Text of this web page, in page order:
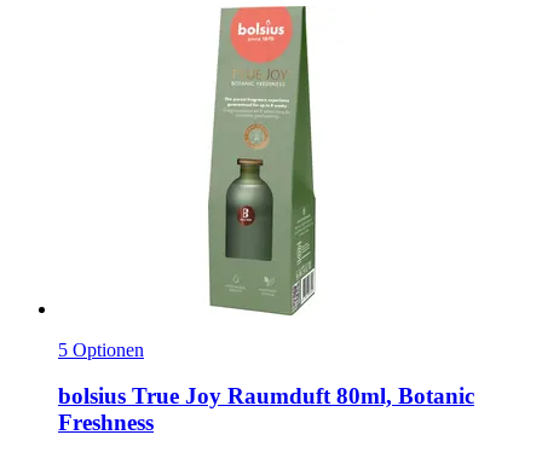
5 Optionen
bolsius True Joy Raumduft 80ml, Botanic
Freshness